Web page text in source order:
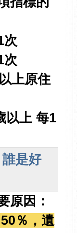
次
次
上原住
以上 每1
是好
原因：
％，遺